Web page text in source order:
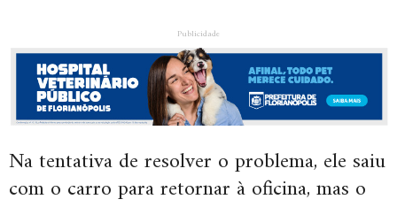
Publicidade
Na tentativa de resolver o problema, ele saiu
com o carro para retornar à oficina, mas o